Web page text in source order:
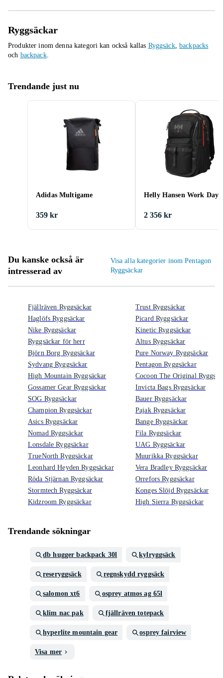
Ryggsäckar
Produkter inom denna kategori kan också kallas Ryggsäck, backpacks
och backpack.
Trendande just nu
Adidas Multigame
359 kr
Helly Hansen Work Day
2 356 kr
Du kanske också är
intresserad av
Visa alla kategorier inom Pentagon
Ryggsäckar
Fjällräven Ryggsäckar
Haglöfs Ryggsäckar
Nike Ryggsäckar
Ryggsäckar för herr
Björn Borg Ryggsäckar
Sydvang Ryggsäckar
High Mountain Ryggsäckar
Gossamer Gear Ryggsäckar
SOG Ryggsäckar
Champion Ryggsäckar
Asics Ryggsäckar
Nomad Ryggsäckar
Lonsdale Ryggsäckar
TrueNorth Ryggsäckar
Leonhard Heyden Ryggsäckar
Röda Stjärnan Ryggsäckar
Stormtech Ryggsäckar
Kidzroom Ryggsäckar
Trust Ryggsäckar
Picard Ryggsäckar
Kinetic Ryggsäckar
Altus Ryggsäckar
Pure Norway Ryggsäckar
Pentagon Ryggsäckar
Cocoon The Original
Invicta Bags Ryggsäckar
Bauer Ryggsäckar
Pajak Ryggsäckar
Bange Ryggsäckar
Fila Ryggsäckar
UAG Ryggsäckar
Muurikka Ryggsäckar
Vera Bradley Ryggsäckar
Orrefors Ryggsäckar
Konges Slöjd Ryggsäckar
High Sierra Ryggsäckar
Trendande sökningar
db hugger backpack 30l kylryggsäck
reseryggsäck regnskydd ryggsäck
salomon xt6 osprey atmos ag 65l
klim nac pak fjällräven totepack
hyperlite mountain gear osprey fairview
Visa mer